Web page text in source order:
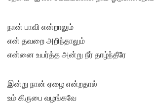
நான் பாவி என்றாலும்
என் தவறை அறிந்தாலும்
என்னை உயர்த்த அன்று நீர் தாழ்ந்தீரே
இன்று நான் ஏழை என்றதால்
உம் கிருபை வழங்கவே